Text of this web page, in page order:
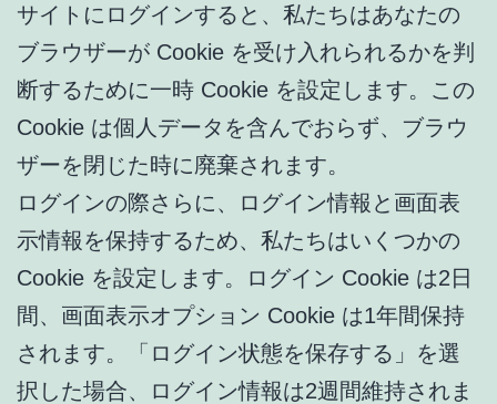
サイトにログインすると、私たちはあなたの
ブラウザーが Cookie を受け入れられるかを判
断するために一時 Cookie を設定します。この
Cookie は個人データを含んでおらず、ブラウ
ザーを閉じた時に廃棄されます。
ログインの際さらに、ログイン情報と画面表
示情報を保持するため、私たちはいくつかの
Cookie を設定します。ログイン Cookie は2日
間、画面表示オプション Cookie は1年間保持
されます。「ログイン状態を保存する」を選
択した場合、ログイン情報は2週間維持されま